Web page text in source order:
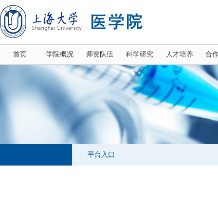
首页 学院概况 师资队伍 科学研究 人才培养 合
平台入口